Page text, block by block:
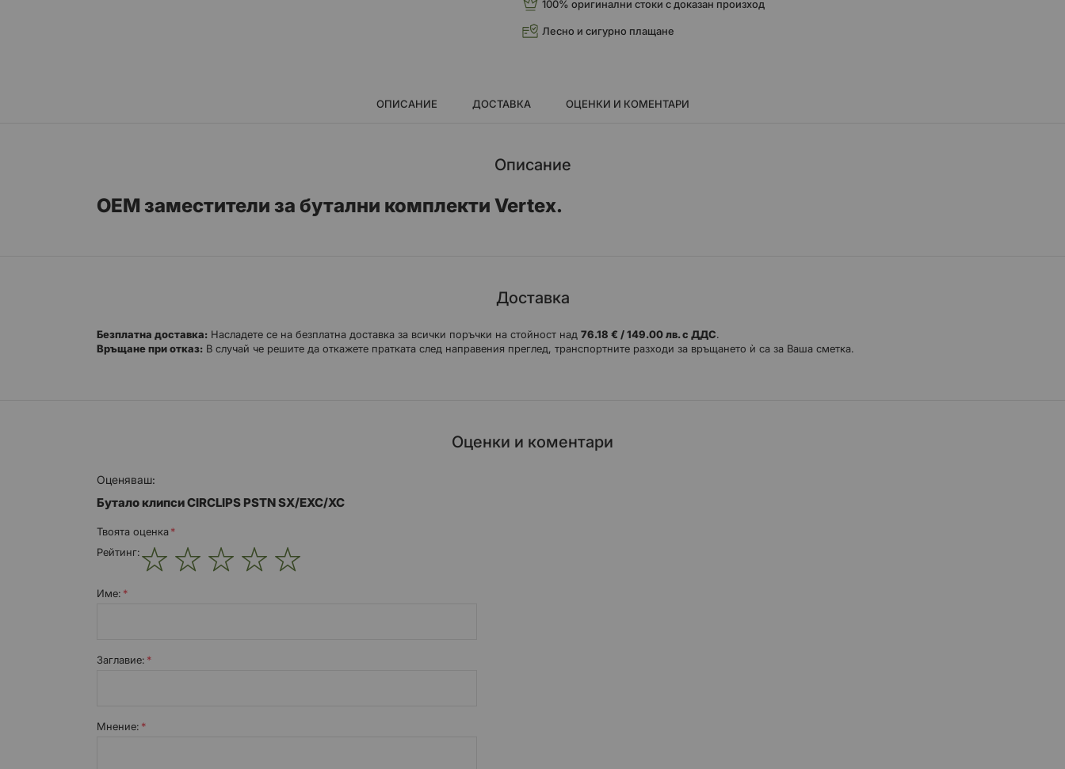
100% оригинални стоки с доказан произход
Лесно и сигурно плащане
ОПИСАНИЕ ДОСТАВКА ОЦЕНКИ И КОМЕНТАРИ
Описание
OEM заместители за бутални комплекти Vertex.
Доставка
Безплатна доставка: Насладете се на безплатна доставка за всички поръчки на стойност над 76.18 € / 149.00 лв. с ДДС.
Връщане при отказ: В случай че решите да откажете пратката след направения преглед, транспортните разходи за връщането ѝ са за Ваша сметка.
Оценки и коментари
Оценяваш:
Бутало клипси CIRCLIPS PSTN SX/EXC/XC
Твоята оценка
Рейтинг:
Име:
Заглавиe:
Мнение: